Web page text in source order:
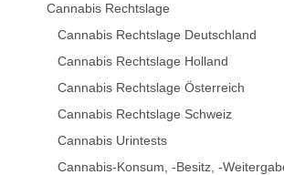
Cannabis Rechtslage
Cannabis Rechtslage Deutschland
Cannabis Rechtslage Holland
Cannabis Rechtslage Österreich
Cannabis Rechtslage Schweiz
Cannabis Urintests
Cannabis-Konsum, -Besitz, -